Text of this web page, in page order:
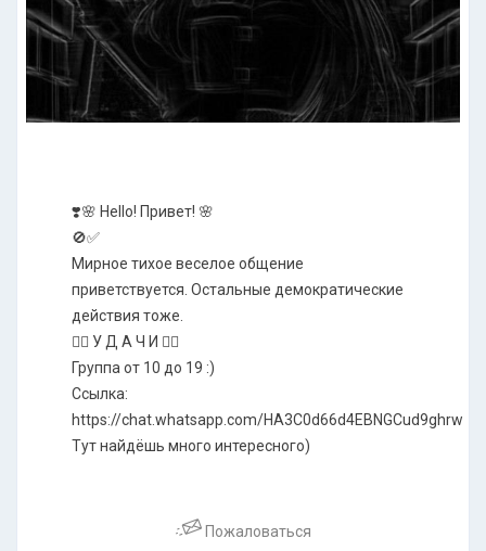
❣️🌸 Hello! Привет! 🌸
🚫✅
Мирное тихое веселое общение
приветствуется. Остальные демократические
действия тоже.
❤️‍🔥 У Д А Ч И ❤️‍🔥
Группа от 10 до 19 :)
Ссылка:
https://chat.whatsapp.com/HA3C0d66d4EBNGCud9ghrw
Тут найдёшь много интересного)
Пожаловаться